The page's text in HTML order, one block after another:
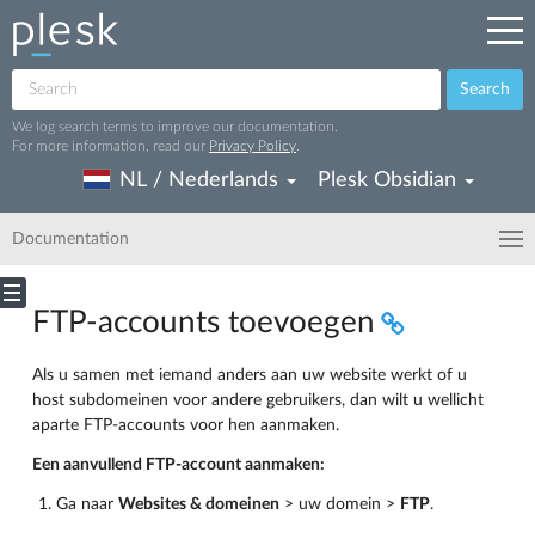
Search
We log search terms to improve our documentation.
For more information, read our Privacy Policy
NL / Nederlands Plesk Obsidian
Documentation
FTP-accounts toevoegen
Als u samen met iemand anders aan uw website werkt of u
host subdomeinen voor andere gebruikers, dan wilt u wellicht
aparte FTP-accounts voor hen aanmaken.
Een aanvullend FTP-account aanmaken:
Ga naar Websites & domeinen > uw domein > FTP.